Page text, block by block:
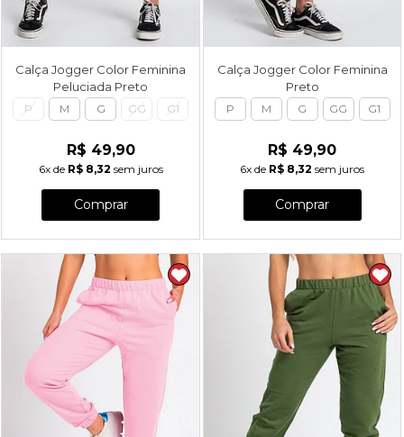
Calça Jogger Color Feminina
Peluciada Preto
P M G GG G1
R$ 49,90
6xde R$ 8,32 sem juros
Comprar
Calça Jogger Color Feminina
Preto
P M G GG G1
R$ 49,90
6x de R$ 8,32 sem juros
Comprar